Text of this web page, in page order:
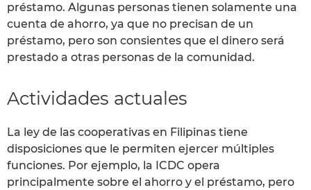
préstamo. Algunas personas tienen solamente una
cuenta de ahorro, ya que no precisan de un
préstamo, pero son consientes que el dinero será
prestado a otras personas de la comunidad.
Actividades actuales
La ley de las cooperativas en Filipinas tiene
disposiciones que le permiten ejercer múltiples
funciones. Por ejemplo, la ICDC opera
principalmente sobre el ahorro y el préstamo, pero